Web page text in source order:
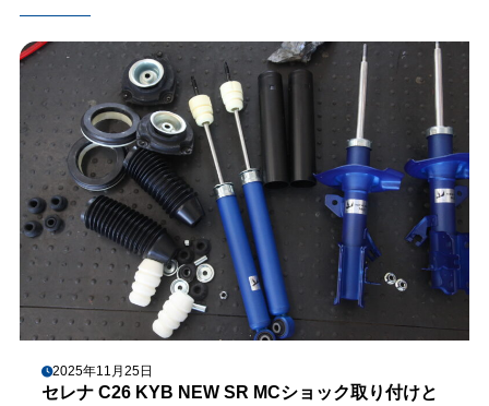
2025年11月25日
セレナ C26 KYB NEW SR MCショック取り付けと